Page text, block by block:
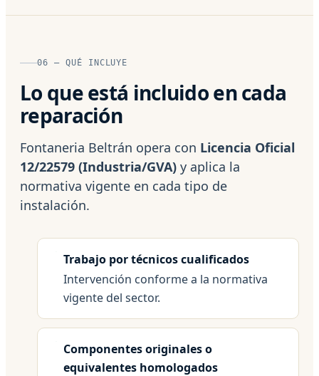
06 — QUÉ INCLUYE
Lo que está incluido en cada
reparación
Fontaneria Beltrán opera con Licencia Oficial
12/22579 (Industria/GVA) y aplica la
normativa vigente en cada tipo de
instalación.
Trabajo por técnicos cualificados
Intervención conforme a la normativa
vigente del sector.
Componentes originales o
equivalentes homologados